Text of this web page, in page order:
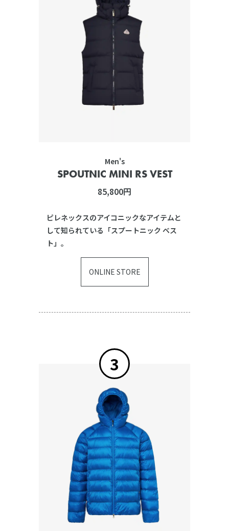
Men's
SPOUTNIC MINI RS VEST
85,800円
ピレネックスのアイコニックなアイテムと
して知られている「スプートニック ベス
ト」。
ONLINE STORE